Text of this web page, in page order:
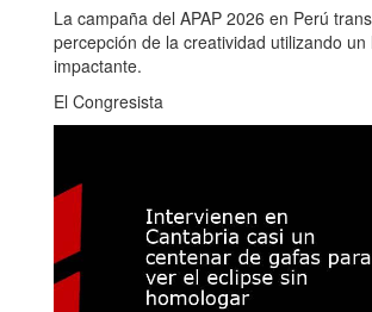
La campaña del APAP 2026 en Perú
percepción de la creatividad utilizando un
impactante.
El Congresista